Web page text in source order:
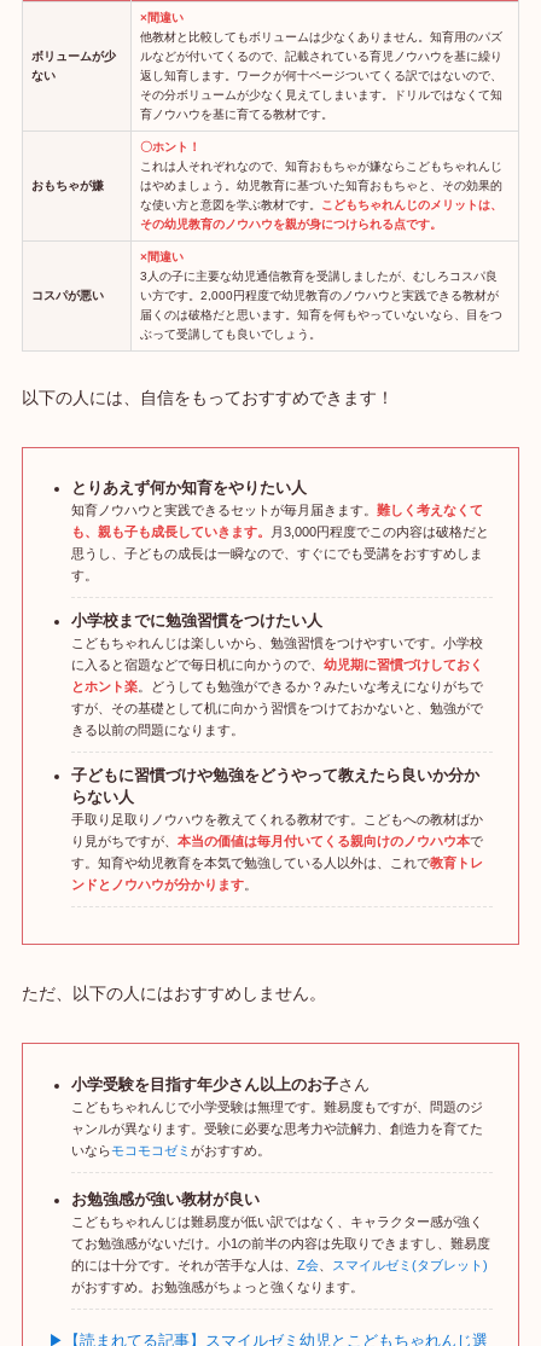
ボリュームが少
ない
×間違い
他教材と比較してもボリュームは少なくありません。知育用のパズ
ルなどが付いてくるので、記載されている育児ノウハウを基に繰り
返し知育します。ワークが何十ページついてくる訳ではないので、
その分ボリュームが少なく見えてしまいます。ドリルではなくて知
育ノウハウを基に育てる教材です。
おもちゃが嫌
〇ホント！
これは人それぞれなので、知育おもちゃが嫌ならこどもちゃれんじ
はやめましょう。幼児教育に基づいた知育おもちゃと、その効果的
な使い方と意図を学ぶ教材です。 こどもちゃれんじのメリットは、
その幼児教育のノウハウを親が身につけられる点です。
コスパが悪い
×間違い
3人の子に主要な幼児通信教育を受講しましたが、むしろコスパ良
い方です。2,000円程度で幼児教育のノウハウと実践できる教材が
届くのは破格だと思います。知育を何もやっていないなら、目をつ
ぶって受講しても良いでしょう。
以下の人には、自信をもっておすすめできます！
とりあえず何か知育をやりたい人
知育ノウハウと実践できるセットが毎月届きます。 難しく考えなくて
も、親も子も成長していきます。
月3,000円程度でこの内容は破格だと
思うし、子どもの成長は一瞬なので、すぐにでも受講をおすすめしま
す。
小学校までに勉強習慣をつけたい人
こどもちゃれんじは楽しいから、勉強習慣をつけやすいです。小学校
に入ると宿題などで毎日机に向かうので、 幼児期に習慣づけしておく
とホント楽。どうしても勉強ができるか？みたいな考えになりがちで
すが、その基礎として机に向かう習慣をつけておかないと、勉強がで
きる以前の問題になります。
子どもに習慣づけや勉強をどうやって教えたら良いか分か
らない人
手取り足取りノウハウを教えてくれる教材です。こどもへの教材ばか
り見がちですが、 本当の価値は毎月付いてくる親向けのノウハウ本で
す。知育や幼児教育を本気で勉強している人以外は、これで教育トレ
ンドとノウハウが分かります。
ただ、以下の人にはおすすめしません。
小学受験を目指す年少さん以上のお子さん
こどもちゃれんじで小学受験は無理です。難易度もですが、問題のジ
ャンルが異なります。受験に必要な思考力や読解力、創造力を育てた
いならモコモコゼミ がおすすめ。
お勉強感が強い教材が良い
こどもちゃれんじは難易度が低い訳ではなく、キャラクター感が強く
てお勉強感がないだけ。小1の前半の内容は先取りできますし、難易度
的には十分です。それが苦手な人は、 Z会、
スマイルゼミ(タブレット)
がおすすめ。お勉強感がちょっと強くなります。
▶【読まれてる記事】スマイルゼミ幼児とこどもちゃれんじ選